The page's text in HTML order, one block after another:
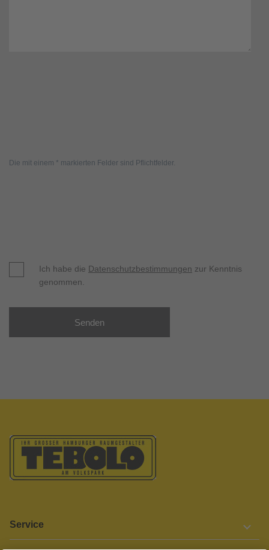
Die mit einem * markierten Felder sind Pflichtfelder.
Ich habe die Datenschutzbestimmungen zur Kenntnis
genommen.
Senden
Service